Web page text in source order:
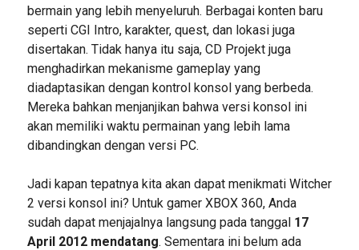
bermain yang lebih menyeluruh. Berbagai konten baru
seperti CGI Intro, karakter, quest, dan lokasi juga
disertakan. Tidak hanya itu saja, CD Projekt juga
menghadirkan mekanisme gameplay yang
diadaptasikan dengan kontrol konsol yang berbeda.
Mereka bahkan menjanjikan bahwa versi konsol ini
akan memiliki waktu permainan yang lebih lama
dibandingkan dengan versi PC.
Jadi kapan tepatnya kita akan dapat menikmati Witcher
2 versi konsol ini? Untuk gamer XBOX 360, Anda
sudah dapat menjajalnya langsung pada tanggal17
April 2012 mendatang. Sementara ini belum ada